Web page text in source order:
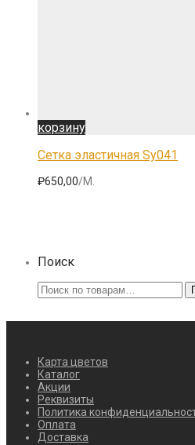
корзину
Сетка эластичная Sy041
₽650,00/М.
Поиск
Искать:
Карта цветов
Каталог
Акции
Реквизиты
Политика
Оплата
Доставка